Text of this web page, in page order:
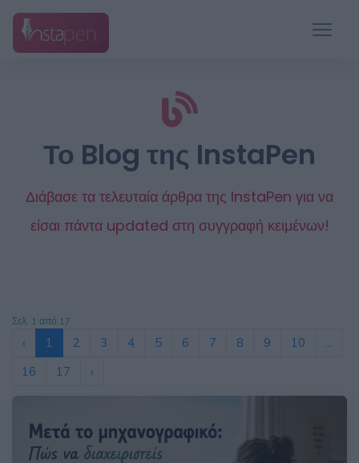
Το Blog της InstaPen
Διάβασε τα τελευταία άρθρα της InstaPen για να
είσαι πάντα updated στη συγγραφή κειμένων!
Σελ. 1 από 17
‹ 1 2 3 4 5 6 7 8 9 10
...
16
17 ›